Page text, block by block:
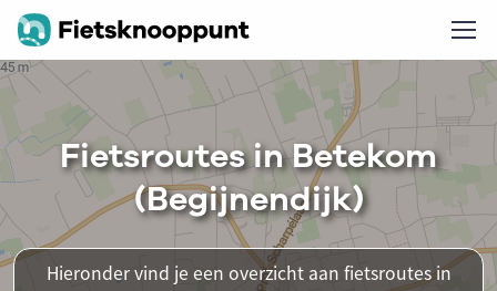
Fietsroutes in Betekom
(Begijnendijk)
Hieronder vind je een overzicht aan fietsroutes in